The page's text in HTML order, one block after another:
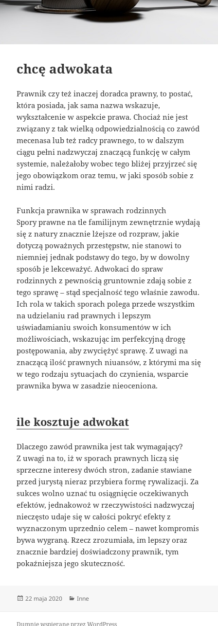
chcę adwokata
Prawnik czy też inaczej doradca prawny, to postać,
która posiada, jak sama nazwa wskazuje,
wykształcenie w aspekcie prawa. Chociaż nie jest
związany z tak wielką odpowiedzialnością co zawód
mecenasa lub też radcy prawnego, to w dalszym
ciągu pełni nadzwyczaj znaczącą funkcję w całym
systemie, należałoby wobec tego bliżej przyjrzeć się
jego obowiązkom oraz temu, w jaki sposób sobie z
nimi radzi.
Funkcja prawnika w sprawach rodzinnych
Spory prawne na tle familijnym zewnętrznie wydają
się z natury znacznie lżejsze od rozpraw, jakie
dotyczą poważnych przestępstw, nie stanowi to
niemniej jednak podstawy do tego, by w dowolny
sposób je lekceważyć. Adwokaci do spraw
rodzinnych z pewnością gruntownie zdają sobie z
tego sprawę – stąd specjalność tego właśnie zawodu.
Ich rola w takich sporach polega przede wszystkim
na udzielaniu rad prawnych i lepszym
uświadamianiu swoich konsumentów w ich
możliwościach, wskazując im perfekcyjną drogę
postępowania, aby zwyciężyć sprawę. Z uwagi na
znaczącą ilość prawnych niuansów, z którymi ma się
w tego rodzaju sytuacjach do czynienia, wsparcie
prawnika bywa w zasadzie nieoceniona.
ile kosztuje adwokat
Dlaczego zawód prawnika jest tak wymagający?
Z uwagi na to, iż w sporach prawnych liczą się
sprzeczne interesy dwóch stron, zadanie stawiane
przed jurystą nieraz przybiera formę rywalizacji. Za
sukces wolno uznać tu osiągnięcie oczekiwanych
efektów, jednakowoż w rzeczywistości nadzwyczaj
nieczęsto udaje się w całości pokryć efekty z
wyznaczonym uprzednio celem – nawet kompromis
bywa wygraną. Rzecz zrozumiała, im lepszy oraz
znacznie bardziej doświadczony prawnik, tym
pokaźniejsza jego skuteczność.
Data
22 maja 2020 Kategorie
Inne
Dumnie wspierane przez WordPress